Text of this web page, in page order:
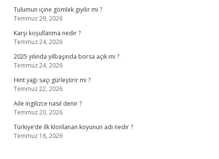
Tulumun içine gömlek giyilir mi ?
Temmuz 29, 2026
Karşı koşullanma nedir ?
Temmuz 24, 2026
2025 yılında yılbaşında borsa açık mı ?
Temmuz 24, 2026
Hint yağı saçı gürleştirir mi ?
Temmuz 22, 2026
Aile ingilizce nasıl denir ?
Temmuz 20, 2026
Türkiye’de ilk klonlanan koyunun adı nedir ?
Temmuz 18, 2026